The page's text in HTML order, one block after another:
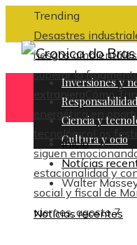
Trending
Desastres
riesgos ambientales
superar la
extranjera
Cómo
energética en
tecnológico Los
siguen
estacionalidad y
social y fiscal de
viernes, agosto 7
Inversiones y
Ciencia y
Cultura y ocio
Inicio
Notícias
Walter
Notícias recentes